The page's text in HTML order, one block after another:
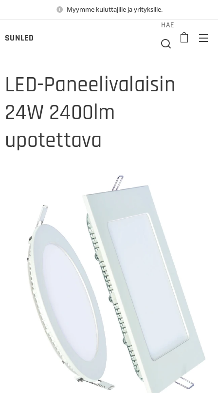
Myymme kuluttajille ja yrityksille.
SUNLED
HAE
LED-Paneelivalaisin
24W 2400lm
upotettava